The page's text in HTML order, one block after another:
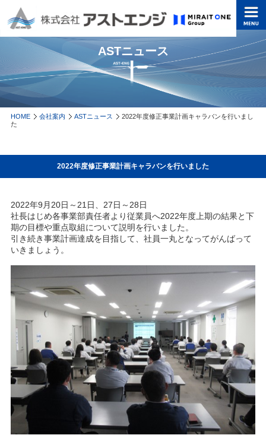
ASTニュース
HOME 会社案内 ASTニュース
2022年度修正事業計画キャラバンを行いまし
た
2022年度修正事業計画キャラバンを行いました
2022年9月20日～21日、27日～28日
社長はじめ各事業部責任者より従業員へ2022年度上期の結果と下
期の目標や重点取組について説明を行いました。
引き続き事業計画達成を目指して、社員一丸となってがんばって
いきましょう。